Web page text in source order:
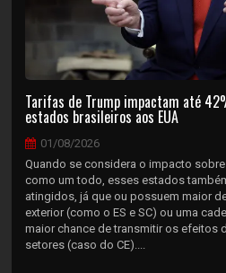
Tarifas de Trump impactam até
estados brasileiros aos EUA
01/08/2026
Quando se considera o impacto
como um todo, esses estados
atingidos, já que ou possuem maior
exterior (como o ES e SC) ou uma
maior chance de transmitir os efeitos
setores (caso do CE)....